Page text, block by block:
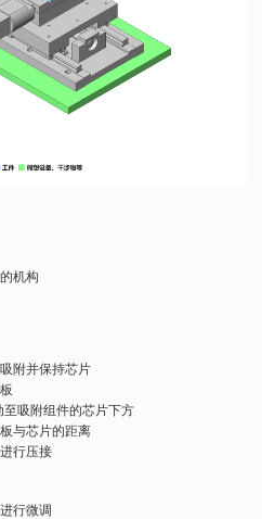
机构
附并保持芯片
吸附组件的芯片下方
与芯片的距离
行压接
行微调